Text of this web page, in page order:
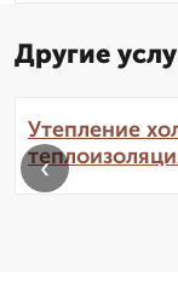
Другие
Утепление
‹